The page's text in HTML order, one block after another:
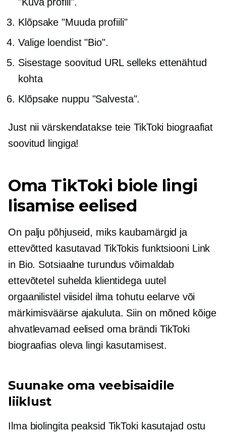
Klõpsake "Muuda profiili"
Valige loendist "Bio".
Sisestage soovitud URL selleks ettenähtud
kohta
Klõpsake nuppu "Salvesta".
Just nii värskendatakse teie TikToki biograafiat
soovitud lingiga!
Oma TikToki biole lingi
lisamise eelised
On palju põhjuseid, miks kaubamärgid ja
ettevõtted kasutavad TikTokis funktsiooni Link
in Bio. Sotsiaalne turundus võimaldab
ettevõtetel suhelda klientidega uutel
orgaanilistel viisidel ilma tohutu eelarve või
märkimisväärse ajakuluta. Siin on mõned kõige
ahvatlevamad eelised oma brändi TikToki
biograafias oleva lingi kasutamisest.
Suunake oma veebisaidile
liiklust
Ilma biolingita peaksid TikToki kasutajad ostu